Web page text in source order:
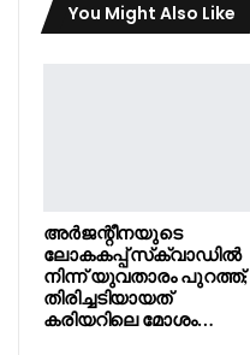
You Might Also Like
അർജന്റീനയുടെ
ലോകകപ്പ് സ്‌ക്വാഡിൽ
നിന്ന് യുവതാരം പുറത്ത്;
തിരിച്ചടിയായത്
കരിയറിലെ മോശം…